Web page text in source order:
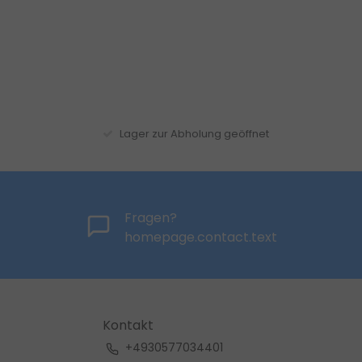
Lager zur Abholung geöffnet
Fragen?
homepage.contact.text
Kontakt
+4930577034401